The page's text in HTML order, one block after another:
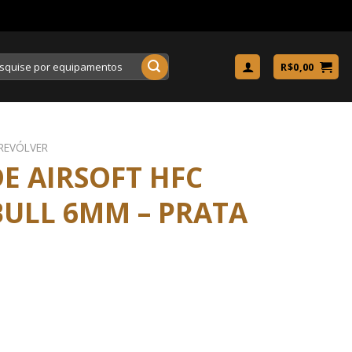
R$0,00
AIRSOFT HFC
6MM – PRATA